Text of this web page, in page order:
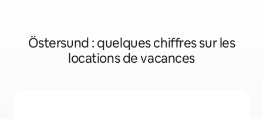
Östersund : quelques chiffres sur les
locations de vacances